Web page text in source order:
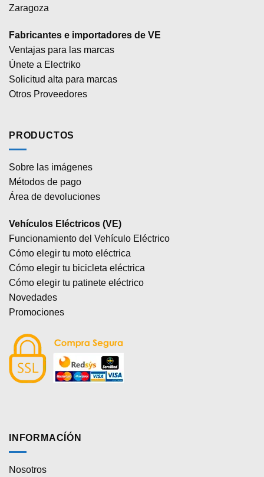
Zaragoza
Fabricantes e importadores de VE
Ventajas para las marcas
Únete a Electriko
Solicitud alta para marcas
Otros Proveedores
PRODUCTOS
Sobre las imágenes
Métodos de pago
Área de devoluciones
Vehículos Eléctricos (VE)
Funcionamiento del Vehículo Eléctrico
Cómo elegir tu moto eléctrica
Cómo elegir tu bicicleta eléctrica
Cómo elegir tu patinete eléctrico
Novedades
Promociones
INFORMACÍÓN
Nosotros